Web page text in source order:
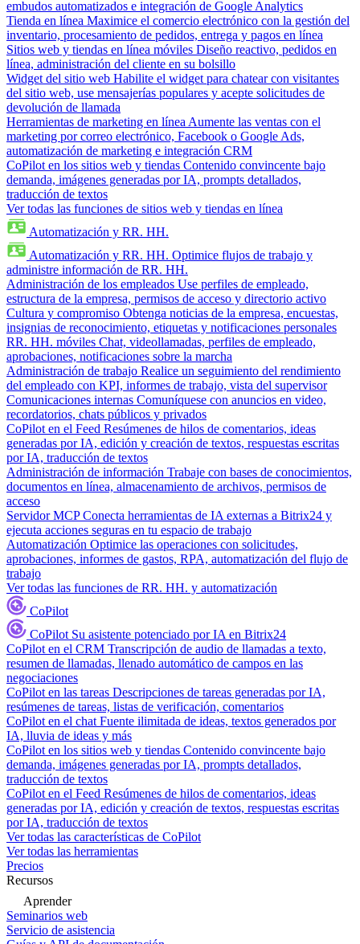
embudos automatizados e integración de Google Analytics
Tienda en línea Maximice el comercio electrónico con la gestión del
inventario, procesamiento de pedidos, entrega y pagos en línea
Sitios web y tiendas en línea móviles Diseño reactivo, pedidos en
línea, administración del cliente en su bolsillo
Widget del sitio web Habilite el widget para chatear con visitantes
del sitio web, use mensajerías populares y acepte solicitudes de
devolución de llamada
Herramientas de marketing en línea Aumente las ventas con el
marketing por correo electrónico, Facebook o Google Ads,
automatización de marketing e integración CRM
CoPilot en los sitios web y tiendas Contenido convincente bajo
demanda, imágenes generadas por IA, prompts detallados,
traducción de textos
Ver todas las funciones de sitios web y tiendas en línea
Automatización y RR. HH.
Automatización y RR. HH. Optimice flujos de trabajo y
administre información de RR. HH.
Administración de los empleados Use perfiles de empleado,
estructura de la empresa, permisos de acceso y directorio activo
Cultura y compromiso Obtenga noticias de la empresa, encuestas,
insignias de reconocimiento, etiquetas y notificaciones personales
RR. HH. móviles Chat, videollamadas, perfiles de empleado,
aprobaciones, notificaciones sobre la marcha
Administración de trabajo Realice un seguimiento del rendimiento
del empleado con KPI, informes de trabajo, vista del supervisor
Comunicaciones internas Comuníquese con anuncios en video,
recordatorios, chats públicos y privados
CoPilot en el Feed Resúmenes de hilos de comentarios, ideas
generadas por IA, edición y creación de textos, respuestas escritas
por IA, traducción de textos
Administración de información Trabaje con bases de conocimientos,
documentos en línea, almacenamiento de archivos, permisos de
acceso
Servidor MCP Conecta herramientas de IA externas a Bitrix24 y
ejecuta acciones seguras en tu espacio de trabajo
Automatización Optimice las operaciones con solicitudes,
aprobaciones, informes de gastos, RPA, automatización del flujo de
trabajo
Ver todas las funciones de RR. HH. y automatización
CoPilot
CoPilot Su asistente potenciado por IA en Bitrix24
CoPilot en el CRM Transcripción de audio de llamadas a texto,
resumen de llamadas, llenado automático de campos en las
negociaciones
CoPilot en las tareas Descripciones de tareas generadas por IA,
resúmenes de tareas, listas de verificación, comentarios
CoPilot en el chat Fuente ilimitada de ideas, textos generados por
IA, lluvia de ideas y más
CoPilot en los sitios web y tiendas Contenido convincente bajo
demanda, imágenes generadas por IA, prompts detallados,
traducción de textos
CoPilot en el Feed Resúmenes de hilos de comentarios, ideas
generadas por IA, edición y creación de textos, respuestas escritas
por IA, traducción de textos
Ver todas las características de CoPilot
Ver todas las herramientas
Precios
Recursos
Aprender
Seminarios web
Servicio de asistencia